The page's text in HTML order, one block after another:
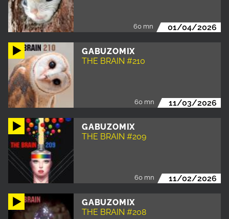
60 mn 01/04/2026
GABUZOMIX
THE BRAIN #210
60 mn 11/03/2026
GABUZOMIX
THE BRAIN #209
60 mn 11/02/2026
GABUZOMIX
THE BRAIN #208